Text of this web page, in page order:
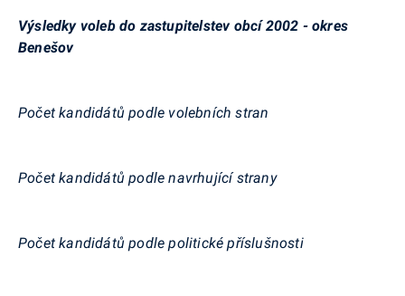
Výsledky voleb do zastupitelstev obcí 2002 - okres
Benešov
Počet kandidátů podle volebních stran
Počet kandidátů podle navrhující strany
Počet kandidátů podle politické příslušnosti